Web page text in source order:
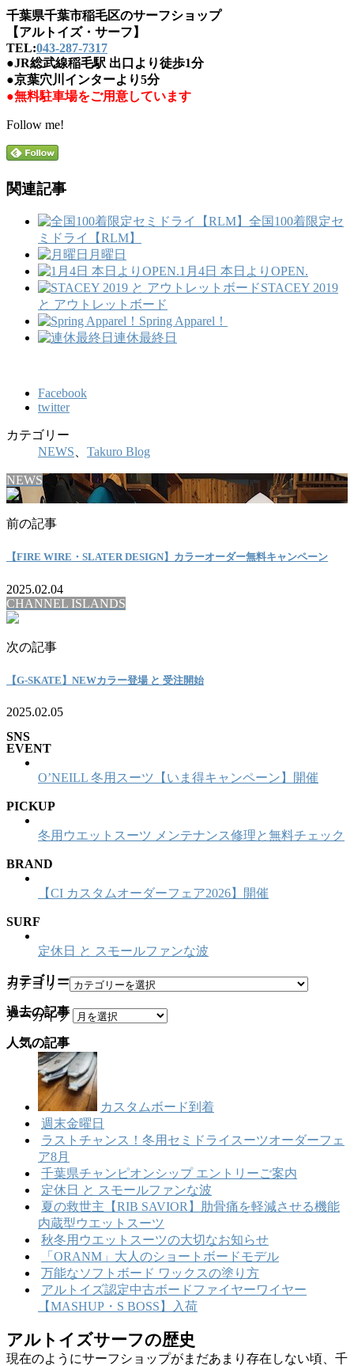
千葉県千葉市稲毛区のサーフショップ
【アルトイズ・サーフ】
TEL:043-287-7317
●JR総武線稲毛駅 出口より徒歩1分
●京葉穴川インターより5分
●無料駐車場をご用意しています
Follow me!
関連記事
全国100着限定セ
ミドライ【RLM】
月曜日
1月4日 本日よりOPEN.
STACEY 2019
と アウトレットボード
Spring Apparel！
連休最終日
Facebook
twitter
カテゴリー
NEWS
Takuro Blog
NEWS
前の記事
【FIRE WIRE・SLATER DESIGN】カラーオーダー無料キャンペーン
2025.02.04
CHANNEL ISLANDS
次の記事
【G-SKATE】NEWカラー登場 と 受注開始
2025.02.05
SNS
EVENT
O’NEILL 冬用スーツ【いま得キャンペーン】開催
PICKUP
冬用ウエットスーツ メンテナンス修理と無料チェック
BRAND
【CI カスタムオーダーフェア2026】開催
SURF
定休日 と スモールファンな波
カテゴリー
カテゴリー
過去の記事
アーカイブ
人気の記事
カスタムボード到着
週末金曜日
ラストチャンス！冬用セミドライスーツオーダーフェ
ア8月
千葉県チャンピオンシップ エントリーご案内
定休日 と スモールファンな波
夏の救世主【RIB SAVIOR】肋骨痛を軽減させる機能
内蔵型ウエットスーツ
秋冬用ウエットスーツの大切なお知らせ
「ORANM」大人のショートボードモデル
万能なソフトボード ワックスの塗り方
アルトイズ認定中古ボードファイヤーワイヤー
【MASHUP・S BOSS】入荷
アルトイズサーフの歴史
現在のようにサーフショップがまだあまり存在しない頃、千